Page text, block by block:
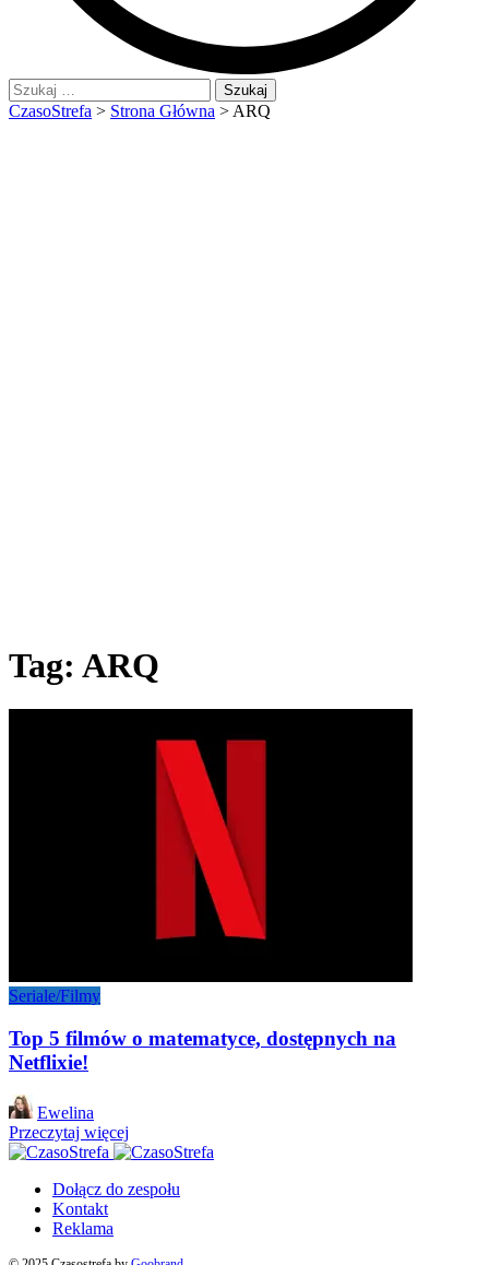
Szukaj:
CzasoStrefa > Strona Główna > ARQ
Tag: ARQ
Seriale/Filmy
Top 5 filmów o matematyce, dostępnych na
Netflixie!
Posted
by
Ewelina
Przeczytaj więcej
Dołącz do zespołu
Kontakt
Reklama